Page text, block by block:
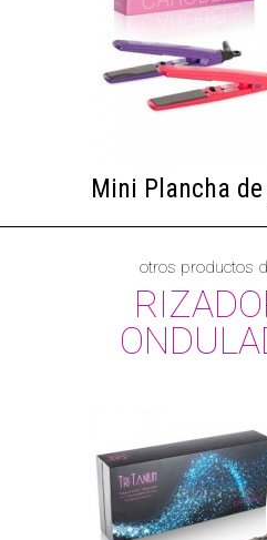
Mini Plancha
otros productos